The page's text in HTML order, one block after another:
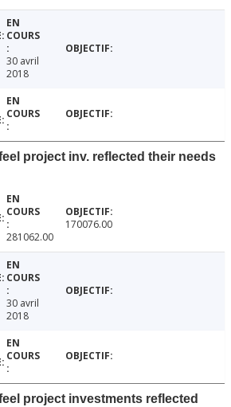
30 avril
2018
project inv. reflected their needs
281062.00
170076.00
30 avril
2018
project investments reflected